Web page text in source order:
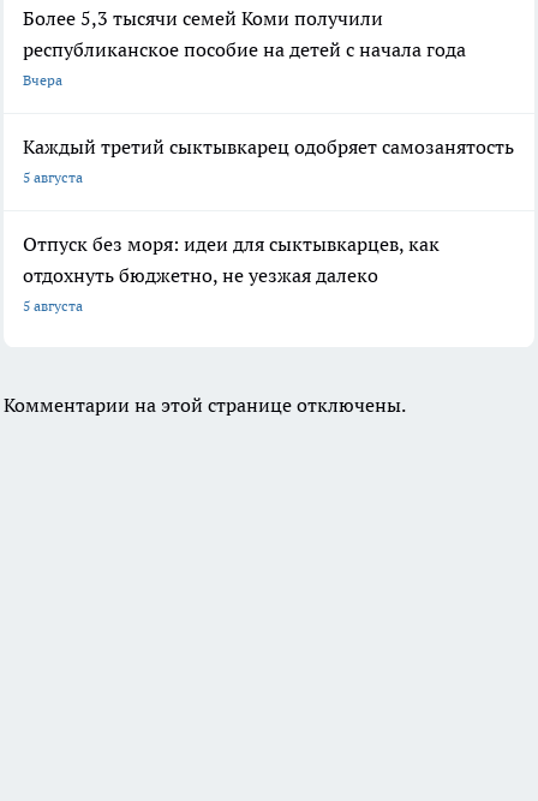
Более 5,3 тысячи семей Коми получили
республиканское пособие на детей с начала года
Вчера
Каждый третий сыктывкарец одобряет самозанятость
5 августа
Отпуск без моря: идеи для сыктывкарцев, как
отдохнуть бюджетно, не уезжая далеко
5 августа
Комментарии на этой странице отключены.